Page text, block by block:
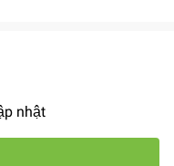
nhật